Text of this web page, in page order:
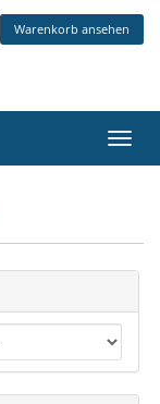
Warenkorb ansehen
ein-/